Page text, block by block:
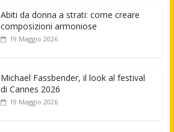
Abiti da donna a strati: come creare
composizioni armoniose
19 Maggio 2026
Michael Fassbender, il look al festival
di Cannes 2026
19 Maggio 2026